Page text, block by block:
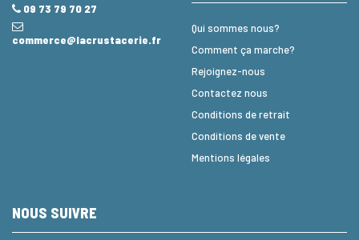
09 73 79 70 27
commerce@lacrustacerie.fr
Qui sommes nous?
Comment ça marche?
Rejoignez-nous
Contactez nous
Conditions de retrait
Conditions de vente
Mentions légales
NOUS SUIVRE